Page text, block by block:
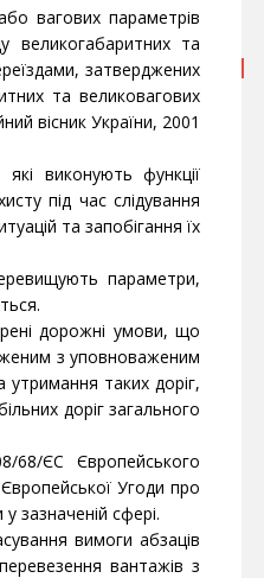
вагових параметрів
великогабаритних та
затверджених
та великовагових
вісник України, 2001
виконують функції
під час слідування
та запобігання їх
параметри,
дорожні умови, що
з уповноваженим
утримання таких доріг,
доріг загального
68/ЄС Європейського
Угоди про
зазначеній сфері.
вимоги абзаців
вантажів з